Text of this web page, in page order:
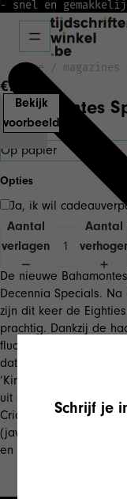
- snel en
home / magazines
Bekijk
voorbeeld
€15,00
Bahamontes
Versie
Opties
Ja, ik wil
Aantal
verlagen
Aantal
De nieuwe
Decennia Specials.
zijn dit keer de
prachtig. Dankzij de
fluokleuren, maar ook
dat resulteert in 148
‘King’ Kelly, Beppe
uit de eighties), een
Criquielion, een
(jawel!), een terugblik
en zo veel meer.
Schrijf je